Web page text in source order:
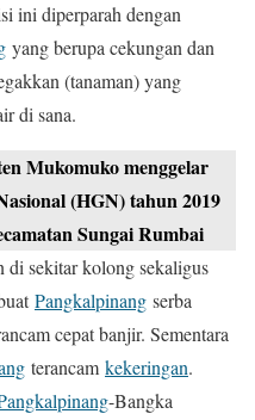
ini diperparah dengan
yang berupa cekungan dan
(tanaman) yang
di sana.
Mukomuko menggelar
(HGN) tahun 2019
Sungai Rumbai
di sekitar kolong sekaligus
Pangkalpinang serba
cepat banjir. Sementara
terancam kekeringan.
-Bangka